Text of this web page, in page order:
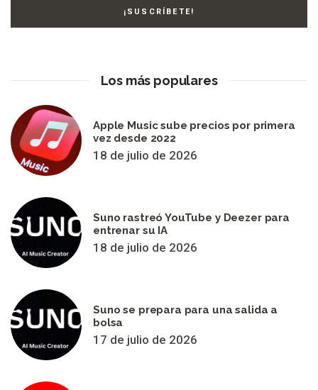
Los más populares
Apple Music sube precios por primera
vez desde 2022
18 de julio de 2026
Suno rastreó YouTube y Deezer para
entrenar su IA
18 de julio de 2026
Suno se prepara para una salida a
bolsa
17 de julio de 2026